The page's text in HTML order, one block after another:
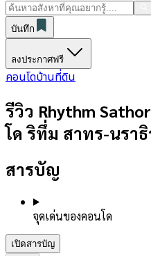
บันทึก
ลงประกาศฟรี
คอนโดบ้านที่ดิน
รีวิว Rhythm
โด ริทึ่ม สาทร-นรา
สารบัญ
จุดเด่นของคอนโด
เปิดสารบัญ